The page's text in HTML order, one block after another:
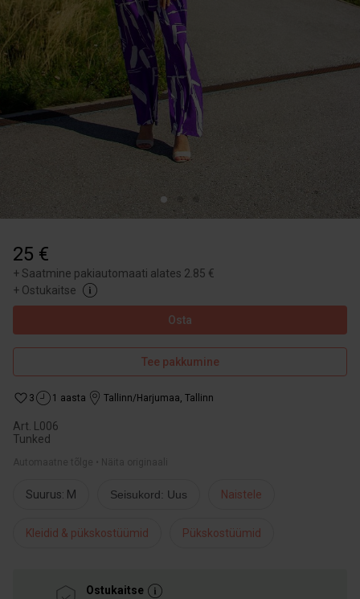
25 €
+Saatmine pakiautomaati alates 2.85 €
+ Ostukaitse
Osta
Tee pakkumine
3 1 aasta Tallinn/Harjumaa, Tallinn
Art. L006
Tunked
Suurus: M Seisukord: Uus Naistele
Kleidid & pükskostüümid Pükskostüümid
Ostukaitse